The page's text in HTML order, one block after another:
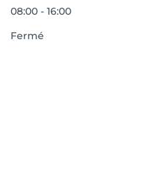
08:00 - 16:00
Fermé